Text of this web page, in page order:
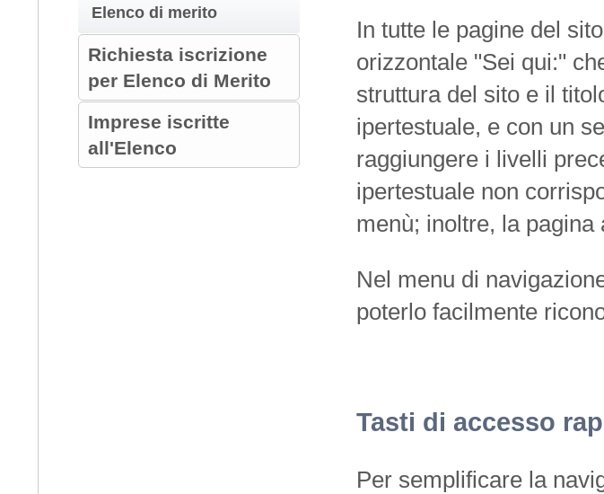
Elenco di merito
Richiesta iscrizione
per Elenco di Merito
Imprese iscritte
all'Elenco
In tutte le pagine del
orizzontale "Sei qui:"
struttura del sito e il
ipertestuale, e con un
raggiungere i livelli
ipertestuale non
menù; inoltre, la pagina
Nel menu di
poterlo facilmente
Tasti di accesso
Per semplificare la